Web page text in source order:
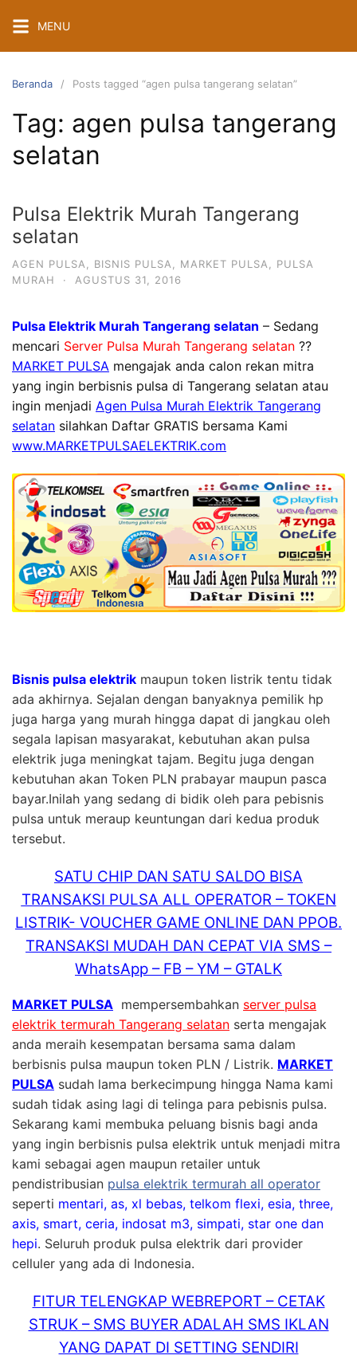
ke
konten
MENU
Beranda Posts tagged “agen pulsa tangerang selatan”
Tag: agen pulsa tangerang
selatan
Pulsa Elektrik Murah Tangerang
selatan
AGEN PULSA BISNIS PULSA MARKET PULSA
PULSA
MURAH
· AGUSTUS 31, 2016
Pulsa Elektrik Murah Tangerang selatan – Sedang
mencari Server Pulsa Murah Tangerang selatan ??
MARKET PULSA mengajak anda calon rekan mitra
yang ingin berbisnis pulsa di Tangerang selatan atau
ingin menjadi Agen Pulsa Murah Elektrik Tangerang
selatan silahkan Daftar GRATIS bersama Kami
www.MARKETPULSAELEKTRIK.com
Bisnis pulsa elektrik maupun token listrik tentu tidak
ada akhirnya. Sejalan dengan banyaknya pemilik hp
juga harga yang murah hingga dapat di jangkau oleh
segala lapisan masyarakat, kebutuhan akan pulsa
elektrik juga meningkat tajam. Begitu juga dengan
kebutuhan akan Token PLN prabayar maupun pasca
bayar.Inilah yang sedang di bidik oleh para pebisnis
pulsa untuk meraup keuntungan dari kedua produk
tersebut.
SATU CHIP DAN SATU SALDO BISA
TRANSAKSI PULSA ALL OPERATOR – TOKEN
LISTRIK- VOUCHER GAME ONLINE DAN PPOB.
TRANSAKSI MUDAH DAN CEPAT VIA SMS –
WhatsApp – FB – YM – GTALK
MARKET PULSA mempersembahkan server pulsa
elektrik termurah Tangerang selatan serta mengajak
anda meraih kesempatan bersama sama dalam
berbisnis pulsa maupun token PLN / Listrik. MARKET
PULSA sudah lama berkecimpung hingga Nama kami
sudah tidak asing lagi di telinga para pebisnis pulsa.
Sekarang kami membuka peluang bisnis bagi anda
yang ingin berbisnis pulsa elektrik untuk menjadi mitra
kami sebagai agen maupun retailer untuk
pendistribusian pulsa elektrik termurah all operator
seperti mentari, as, xl bebas, telkom flexi, esia, three,
axis, smart, ceria, indosat m3, simpati, star one dan
hepi. Seluruh produk pulsa elektrik dari provider
celluler yang ada di Indonesia.
FITUR TELENGKAP WEBREPORT – CETAK
STRUK – SMS BUYER ADALAH SMS IKLAN
YANG DAPAT DI SETTING SENDIRI